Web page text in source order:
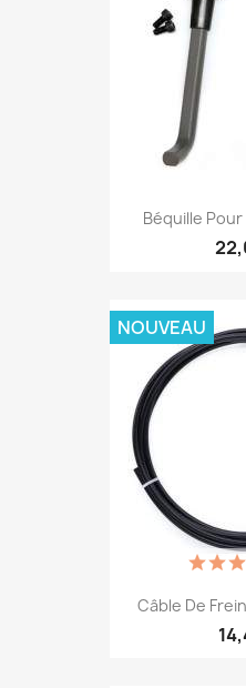
Béquille
Câble De
NOUVEAU